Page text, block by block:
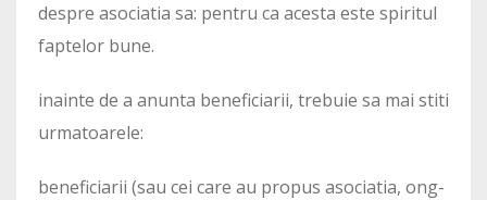
despre asociatia sa: pentru ca acesta este spiritul
faptelor bune.
inainte de a anunta beneficiarii, trebuie sa mai stiti
urmatoarele:
beneficiarii (sau cei care au propus asociatia, ong-